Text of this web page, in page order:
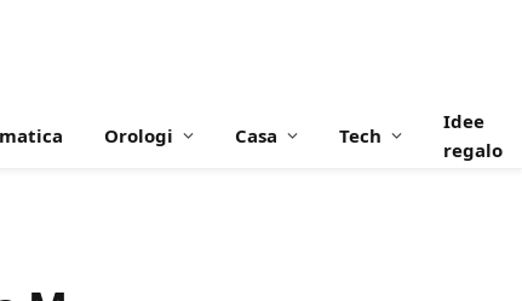
Orologi Casa Tech
Idee
regalo